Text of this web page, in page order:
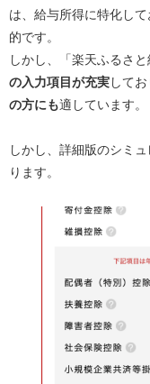
は、給与所得に特化し
的です。
しかし、「楽天ふるさ
の入力項目が充実してお
の方にも適しています。
しかし、詳細版のシミ
ります。